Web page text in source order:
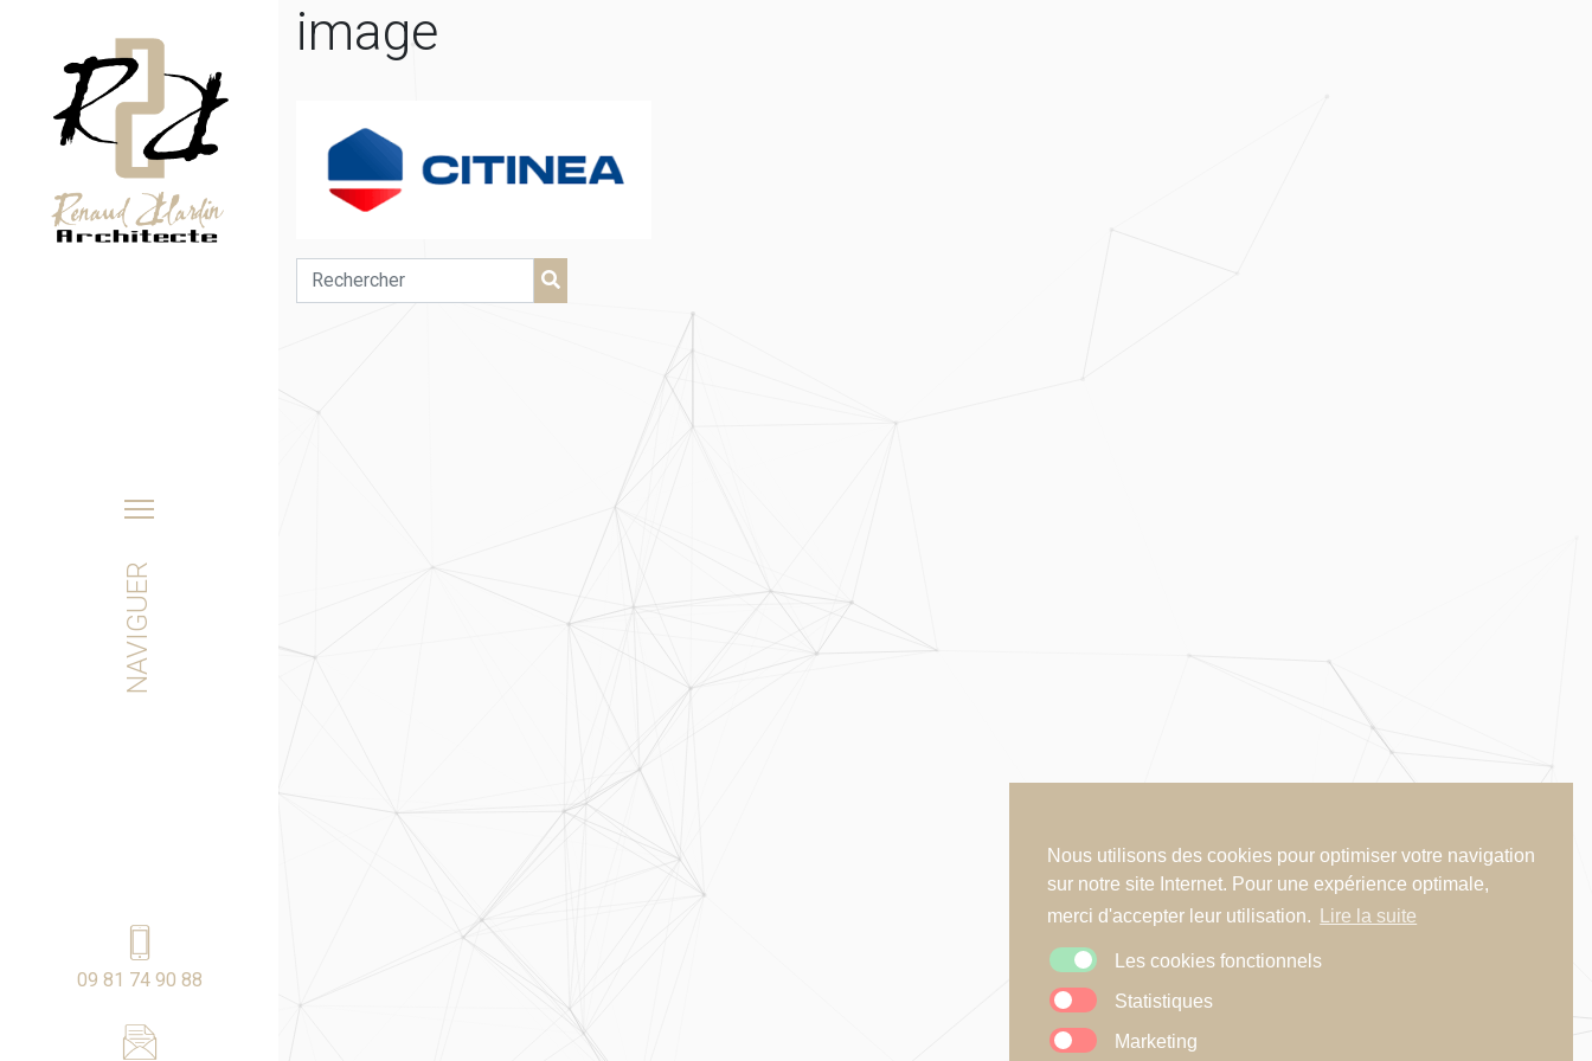
Nous utilisons des cookies pour optimiser votre navigation
sur notre site Internet. Pour une expérience optimale,
merci d'accepter leur utilisation.
Lire la suite
Les cookies fonctionnels
Statistiques
Marketing
NAVIGUER
09 81 74 90 88
image